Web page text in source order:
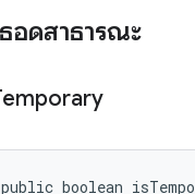
อดสาธารณะ
public boolean